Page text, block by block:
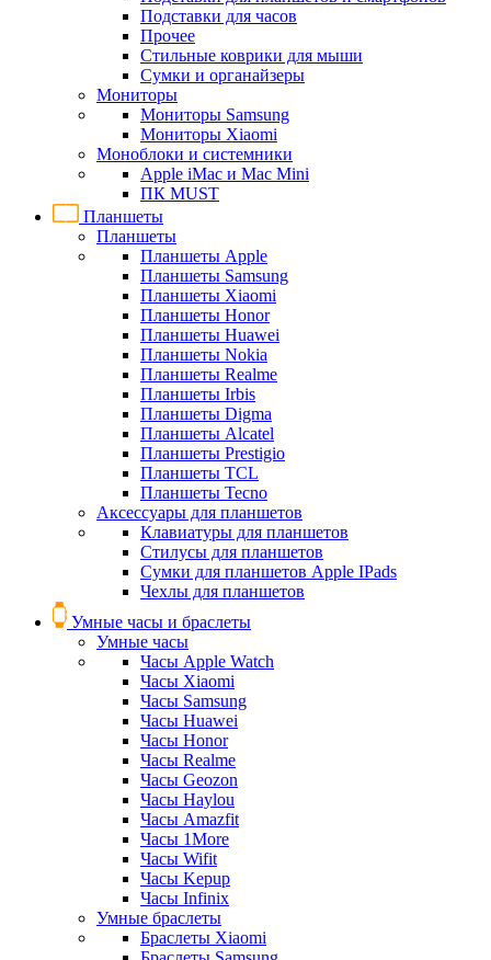
Подставки для часов
Прочее
Стильные коврики для мыши
Сумки и органайзеры
Мониторы
Мониторы Samsung
Мониторы Xiaomi
Моноблоки и системники
Apple iMac и Mac Mini
ПК MUST
Планшеты
Планшеты
Планшеты Apple
Планшеты Samsung
Планшеты Xiaomi
Планшеты Honor
Планшеты Huawei
Планшеты Nokia
Планшеты Realme
Планшеты Irbis
Планшеты Digma
Планшеты Alcatel
Планшеты Prestigio
Планшеты TCL
Планшеты Tecno
Аксессуары для планшетов
Клавиатуры для планшетов
Стилусы для планшетов
Сумки для планшетов Apple IPads
Чехлы для планшетов
Умные часы и браслеты
Умные часы
Часы Apple Watch
Часы Xiaomi
Часы Samsung
Часы Huawei
Часы Honor
Часы Realme
Часы Geozon
Часы Haylou
Часы Amazfit
Часы 1More
Часы Wifit
Часы Kepup
Часы Infinix
Умные браслеты
Браслеты Xiaomi